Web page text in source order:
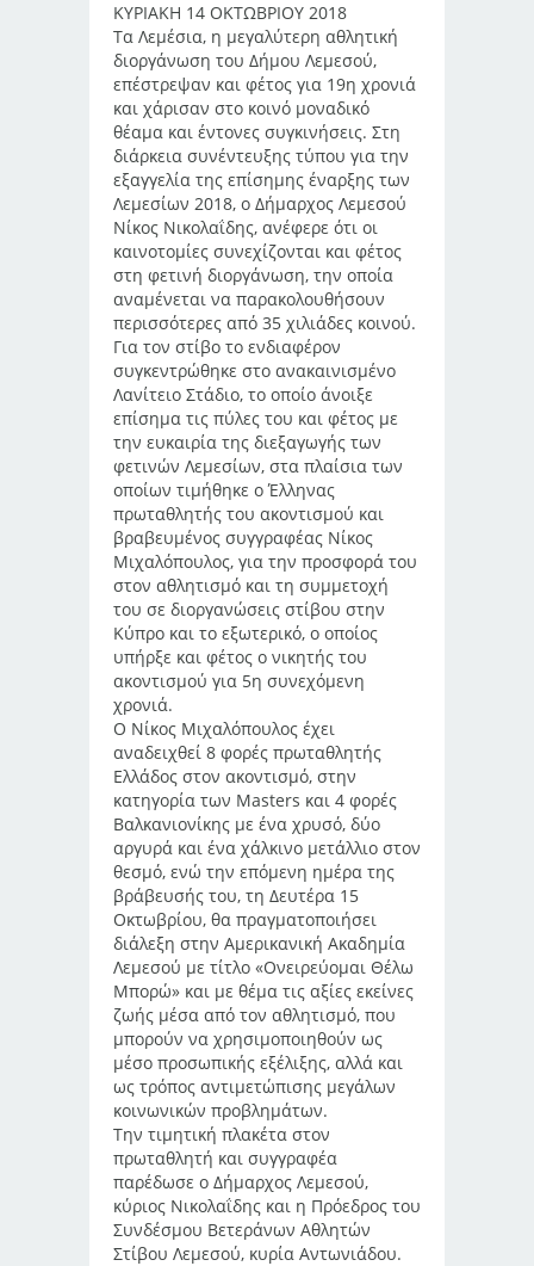
ΚΥΡΙΑΚΗ 14 ΟΚΤΩΒΡΙΟΥ 2018
Τα Λεμέσια, η μεγαλύτερη αθλητική
διοργάνωση του Δήμου Λεμεσού,
επέστρεψαν και φέτος για 19η χρονιά
και χάρισαν στο κοινό μοναδικό
θέαμα και έντονες συγκινήσεις. Στη
διάρκεια συνέντευξης τύπου για την
εξαγγελία της επίσημης έναρξης των
Λεμεσίων 2018, ο Δήμαρχος Λεμεσού
Νίκος Νικολαΐδης, ανέφερε ότι οι
καινοτομίες συνεχίζονται και φέτος
στη φετινή διοργάνωση, την οποία
αναμένεται να παρακολουθήσουν
περισσότερες από 35 χιλιάδες κοινού.
Για τον στίβο το ενδιαφέρον
συγκεντρώθηκε στο ανακαινισμένο
Λανίτειο Στάδιο, το οποίο άνοιξε
επίσημα τις πύλες του και φέτος με
την ευκαιρία της διεξαγωγής των
φετινών Λεμεσίων, στα πλαίσια των
οποίων τιμήθηκε ο Έλληνας
πρωταθλητής του ακοντισμού και
βραβευμένος συγγραφέας Νίκος
Μιχαλόπουλος, για την προσφορά του
στον αθλητισμό και τη συμμετοχή
του σε διοργανώσεις στίβου στην
Κύπρο και το εξωτερικό, ο οποίος
υπήρξε και φέτος ο νικητής του
ακοντισμού για 5η συνεχόμενη
χρονιά.
Ο Νίκος Μιχαλόπουλος έχει
αναδειχθεί 8 φορές πρωταθλητής
Ελλάδος στον ακοντισμό, στην
κατηγορία των Masters και 4 φορές
Βαλκανιονίκης με ένα χρυσό, δύο
αργυρά και ένα χάλκινο μετάλλιο στον
θεσμό, ενώ την επόμενη ημέρα της
βράβευσής του, τη Δευτέρα 15
Οκτωβρίου, θα πραγματοποιήσει
διάλεξη στην Αμερικανική Ακαδημία
Λεμεσού με τίτλο «Ονειρεύομαι Θέλω
Μπορώ» και με θέμα τις αξίες εκείνες
ζωής μέσα από τον αθλητισμό, που
μπορούν να χρησιμοποιηθούν ως
μέσο προσωπικής εξέλιξης, αλλά και
ως τρόπος αντιμετώπισης μεγάλων
κοινωνικών προβλημάτων.
Την τιμητική πλακέτα στον
πρωταθλητή και συγγραφέα
παρέδωσε ο Δήμαρχος Λεμεσού,
κύριος Νικολαΐδης και η Πρόεδρος του
Συνδέσμου Βετεράνων Αθλητών
Στίβου Λεμεσού, κυρία Αντωνιάδου.